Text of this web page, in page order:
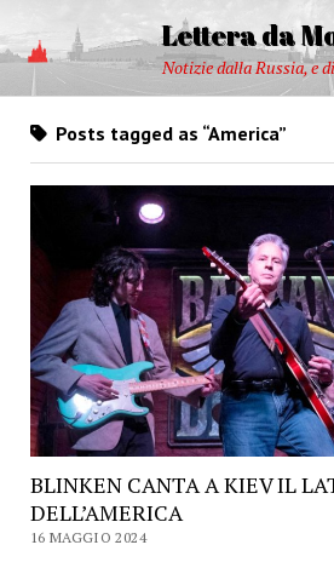
Lettera da
Notizie dalla Russia, e
Posts tagged as “America”
BLINKEN CANTA A KIEV IL
DELL’AMERICA
16 MAGGIO 2024